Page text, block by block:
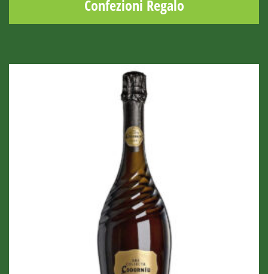
Confezioni Regalo